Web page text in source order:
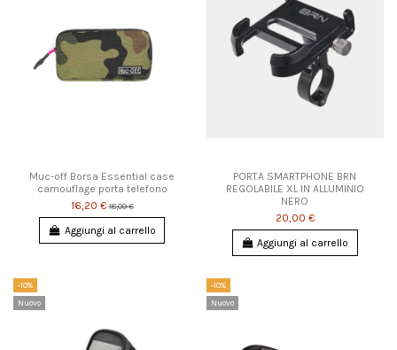
Muc-off Borsa Essential case
camouflage porta telefono
16,20 € 18,00 €
Aggiungi al carrello
PORTA SMARTPHONE BRN
REGOLABILE XL IN ALLUMINIO
NERO
20,00 €
Aggiungi al carrello
-10%
Nuovo
-10%
Nuovo